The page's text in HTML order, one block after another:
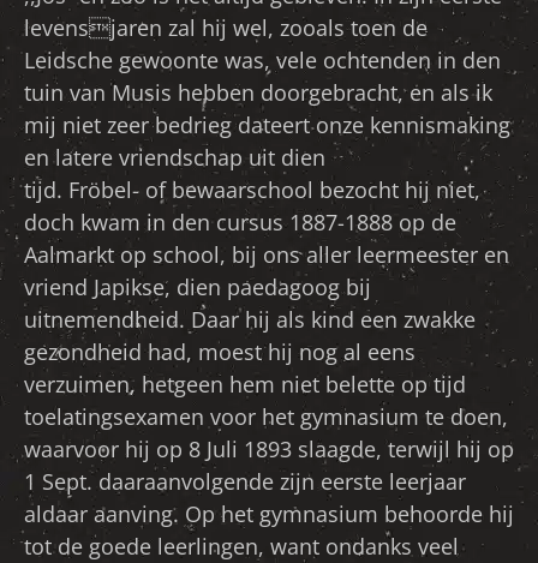
levensjaren zal hij wel, zooals toen de
Leidsche gewoonte was, vele ochtenden in den
tuin van Musis hebben doorgebracht, en als ik
mij niet zeer bedrieg dateert onze kennismaking
en latere vriendschap uit dien
tijd. Fröbel- of bewaarschool bezocht hij niet,
doch kwam in den cursus 1887-1888 op de
Aalmarkt op school, bij ons aller leermeester en
vriend Japikse, dien paedagoog bij
uitnemendheid. Daar hij als kind een zwakke
gezondheid had, moest hij nog al eens
verzuimen, hetgeen hem niet belette op tijd
toelatingsexamen voor het gymnasium te doen,
waarvoor hij op 8 Juli 1893 slaagde, terwijl hij op
1 Sept. daaraanvolgende zijn eerste leerjaar
aldaar aanving. Op het gymnasium behoorde hij
tot de goede leerlingen, want ondanks veel